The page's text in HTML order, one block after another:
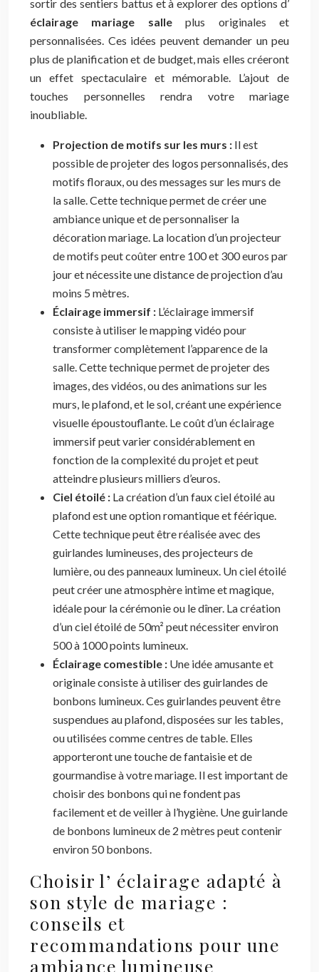
sortir des sentiers battus et à explorer des options d’
éclairage mariage salleplus originales et
personnalisées. Ces idées peuvent demander un peu
plus de planification et de budget, mais elles créeront
un effet spectaculaire et mémorable. L’ajout de
touches personnelles rendra votre mariage
inoubliable.
Projection de motifs sur les murs : Il est
possible de projeter des logos personnalisés, des
motifs floraux, ou des messages sur les murs de
la salle. Cette technique permet de créer une
ambiance unique et de personnaliser la
décoration mariage. La location d’un projecteur
de motifs peut coûter entre 100 et 300 euros par
jour et nécessite une distance de projection d’au
moins 5 mètres.
Éclairage immersif : L’éclairage immersif
consiste à utiliser le mapping vidéo pour
transformer complètement l’apparence de la
salle. Cette technique permet de projeter des
images, des vidéos, ou des animations sur les
murs, le plafond, et le sol, créant une expérience
visuelle époustouflante. Le coût d’un éclairage
immersif peut varier considérablement en
fonction de la complexité du projet et peut
atteindre plusieurs milliers d’euros.
Ciel étoilé : La création d’un faux ciel étoilé au
plafond est une option romantique et féérique.
Cette technique peut être réalisée avec des
guirlandes lumineuses, des projecteurs de
lumière, ou des panneaux lumineux. Un ciel étoilé
peut créer une atmosphère intime et magique,
idéale pour la cérémonie ou le dîner. La création
d’un ciel étoilé de 50m² peut nécessiter environ
500 à 1000 points lumineux.
Éclairage comestible : Une idée amusante et
originale consiste à utiliser des guirlandes de
bonbons lumineux. Ces guirlandes peuvent être
suspendues au plafond, disposées sur les tables,
ou utilisées comme centres de table. Elles
apporteront une touche de fantaisie et de
gourmandise à votre mariage. Il est important de
choisir des bonbons qui ne fondent pas
facilement et de veiller à l’hygiène. Une guirlande
de bonbons lumineux de 2 mètres peut contenir
environ 50 bonbons.
Choisir l’ éclairage adapté à
son style de mariage :
conseils et
recommandations pour une
ambiance lumineuse